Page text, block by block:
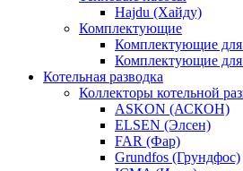
Hajdu (Хайду)
Комплектующие
Комплектующие для
Комплектующие для
Котельная разводка
Коллекторы котельной
ASKON (АСКОН)
ELSEN (Элсен)
FAR (Фар)
Grundfos (Грундфос)